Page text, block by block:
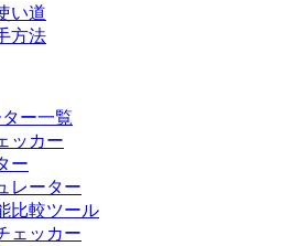
い道
方法
ー一覧
ッカー
ー
レーター
比較ツール
ェッカー